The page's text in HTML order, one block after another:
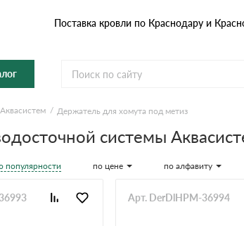
Поставка кровли по Краснодару и
Металлочерепица
Профнастил и штакетник
Аквасистем Держатель для хомута под метиз
системы
популярности по цене по алфавиту
Арт. DerDlHPM-36994